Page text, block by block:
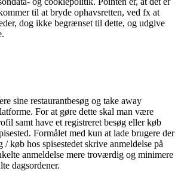
til at bryde ophavsretten, ved fx at
dog ikke begrænset til dette, og udgive
sine restaurantbesøg og take away
For at gøre dette skal man være
samt have et registreret besøg eller køb
Formålet med kun at lade brugere der
/ køb hos spisestedet skrive anmeldelse på
anmeldelse mere troværdig og minimere
dagsordener.